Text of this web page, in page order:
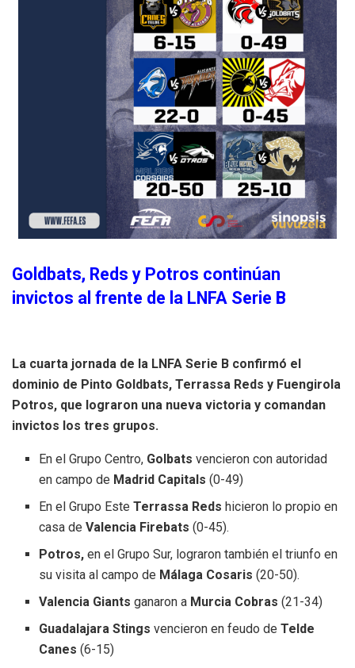
Goldbats, Reds y Potros continúan
invictos al frente de la LNFA Serie B
La cuarta jornada de la LNFA Serie B confirmó el
dominio de Pinto Goldbats, Terrassa Reds y Fuengirola
Potros, que lograron una nueva victoria y comandan
invictos los tres grupos.
En el Grupo Centro, Golbats vencieron con autoridad
en campo de Madrid Capitals (0-49)
En el Grupo EsteTerrassa Reds hicieron lo propio en
casa deValencia Firebats (0-45).
Potros, en el Grupo Sur, lograron también el triunfo en
su visita al campo de Málaga Cosaris (20-50).
Valencia Giants ganaron a Murcia Cobras (21-34)
Guadalajara Stings vencieron en feudo deTelde
Canes (6-15)